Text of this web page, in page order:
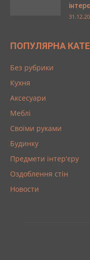
ПОПУЛЯРНА
Без рубрики
Кухня
Аксесуари
Меблі
Своїми руками
Будинку
Предмети інтер'єру
Оздоблення стін
Новости